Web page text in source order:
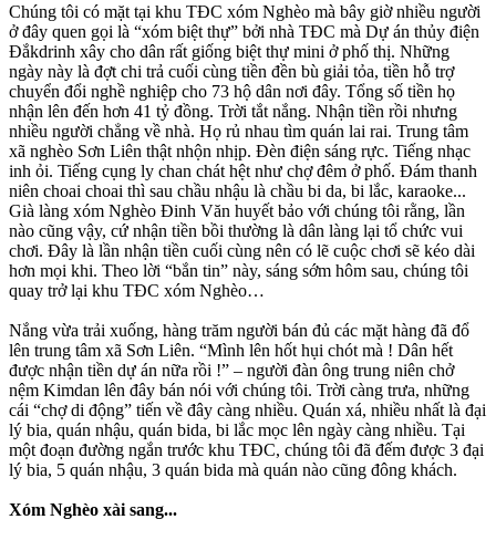
Chúng tôi có mặt tại khu TĐC xóm Nghèo mà bây giờ nhiều người
ở đây quen gọi là “xóm biệt thự” bởi nhà TĐC mà Dự án thủy điện
Đắkdrinh xây cho dân rất giống biệt thự mini ở phố thị. Những
ngày này là đợt chi trả cuối cùng tiền đền bù giải tỏa, tiền hỗ trợ
chuyển đổi nghề nghiệp cho 73 hộ dân nơi đây. Tổng số tiền họ
nhận lên đến hơn 41 tỷ đồng. Trời tắt nắng. Nhận tiền rồi nhưng
nhiều người chẳng về nhà. Họ rủ nhau tìm quán lai rai. Trung tâm
xã nghèo Sơn Liên thật nhộn nhịp. Đèn điện sáng rực. Tiếng nhạc
inh ỏi. Tiếng cụng ly chan chát hệt như chợ đêm ở phố. Đám thanh
niên choai choai thì sau chầu nhậu là chầu bi da, bi lắc, karaoke...
Già làng xóm Nghèo Đinh Văn huyết bảo với chúng tôi rằng, lần
nào cũng vậy, cứ nhận tiền bồi thường là dân làng lại tổ chức vui
chơi. Đây là lần nhận tiền cuối cùng nên có lẽ cuộc chơi sẽ kéo dài
hơn mọi khi. Theo lời “bắn tin” này, sáng sớm hôm sau, chúng tôi
quay trở lại khu TĐC xóm Nghèo…
Nắng vừa trải xuống, hàng trăm người bán đủ các mặt hàng đã đổ
lên trung tâm xã Sơn Liên. “Mình lên hốt hụi chót mà ! Dân hết
được nhận tiền dự án nữa rồi !” – người đàn ông trung niên chở
nệm Kimdan lên đây bán nói với chúng tôi. Trời càng trưa, những
cái “chợ di động” tiến về đây càng nhiều. Quán xá, nhiều nhất là đại
lý bia, quán nhậu, quán bida, bi lắc mọc lên ngày càng nhiều. Tại
một đoạn đường ngắn trước khu TĐC, chúng tôi đã đếm được 3 đại
lý bia, 5 quán nhậu, 3 quán bida mà quán nào cũng đông khách.
Xóm Nghèo xài sang...